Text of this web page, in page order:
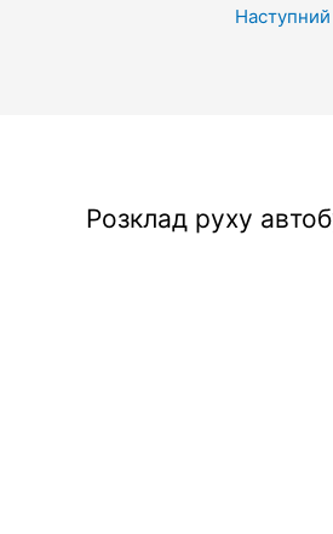
Розклад руху